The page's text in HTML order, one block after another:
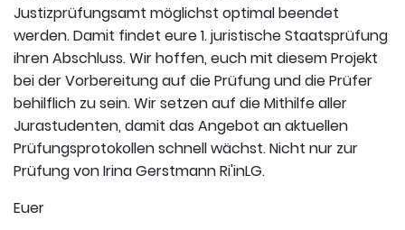
Justizprüfungsamt möglichst optimal beendet
werden. Damit findet eure 1. juristische Staatsprüfung
ihren Abschluss. Wir hoffen, euch mit diesem Projekt
bei der Vorbereitung auf die Prüfung und die Prüfer
behilflich zu sein. Wir setzen auf die Mithilfe aller
Jurastudenten, damit das Angebot an aktuellen
Prüfungsprotokollen schnell wächst. Nicht nur zur
Prüfung von Irina Gerstmann Ri'inLG.
Euer